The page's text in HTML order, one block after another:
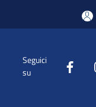
Seguici
su